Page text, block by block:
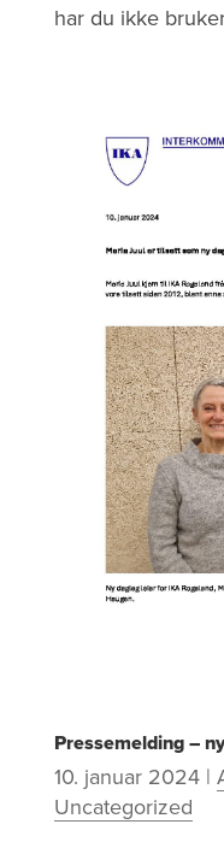
har du ikke
Pressemelding –
10. januar 2024|
Uncategorized